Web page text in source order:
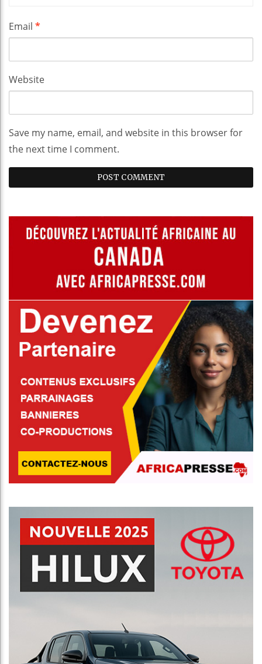
Email *
Website
Save my name, email, and website in this browser for
the next time I comment.